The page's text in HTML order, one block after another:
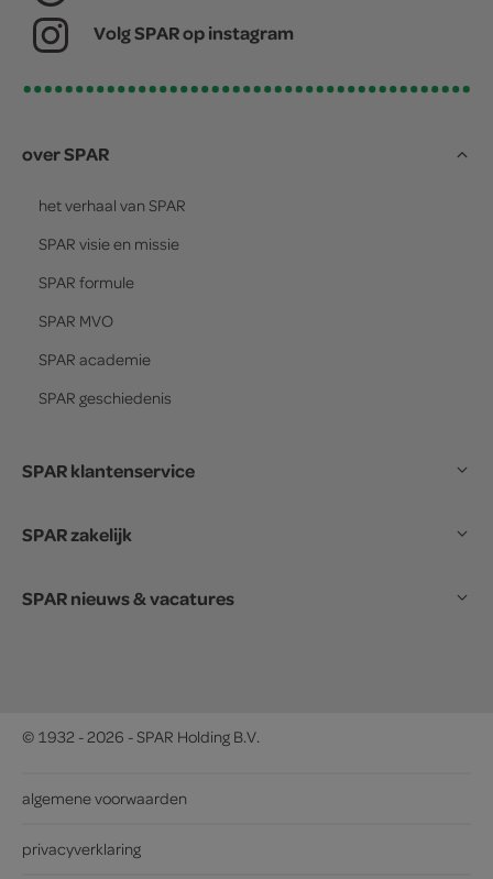
Volg SPAR op instagram
over SPAR
het verhaal van SPAR
SPAR visie en missie
SPAR formule
SPAR MVO
SPAR academie
SPAR geschiedenis
SPAR klantenservice
SPAR zakelijk
SPAR nieuws & vacatures
© 1932 - 2026 - SPAR Holding B.V.
algemene voorwaarden
privacyverklaring